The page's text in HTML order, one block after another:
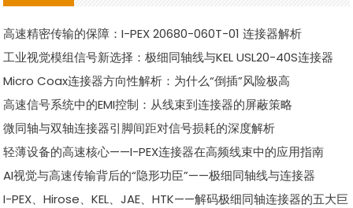
高速精密传输的保障：I-PEX 20680-060T-01 连接器解析
工业视觉模组信号新选择：极细同轴线与KEL USL20-40S连接器
Micro Coax连接器方向性解析：为什么“倒插”风险极高
高速信号系统中的EMI控制：从线束到连接器的屏蔽策略
微同轴与双轴连接器引脚间距对信号损耗的深度解析
轻薄设备的高速核心——I-PEX连接器在高频线束中的应用指南
AI视觉与高速传输背后的“隐形功臣”——极细同轴线与连接器
I-PEX、Hirose、KEL、JAE、HTK——解码极细同轴连接器的五大巨